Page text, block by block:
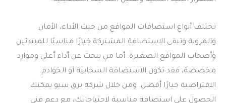
تختلف أنواع استضافات المواقع من حيث الأداء، الأمان
والمرونة وتبقى الاستضافة المشتركة خيارًا مناسبًا للمبتدئين
وأصحاب المواقع الصغيرة. أما من يبحث عن أداء أعلى وموارد
مخصصة، فقد تكون الاستضافة السحابية أو الخوادم
الافتراضية خيارًا أفضل. ومن خلال شركة برق سيو يمكنك
الحصول على استضافة مناسبة لاحتياجاتك، مع دعم فني